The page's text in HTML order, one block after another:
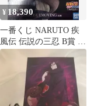
¥18,390
一番くじ NARUTO 疾
風伝 伝説の三忍 B賞 大
蛇丸 フィギュア